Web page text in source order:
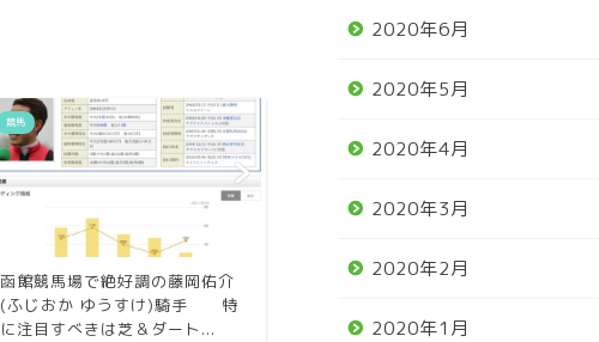
競馬
函館競馬場で絶好調の藤岡佑介
(ふじおか ゆうすけ)騎手 特
に注目すべきは芝＆ダート...
良いお年をお迎えくださいませ
2020年6月
2020年5月
2020年4月
2020年3月
2020年2月
2020年1月